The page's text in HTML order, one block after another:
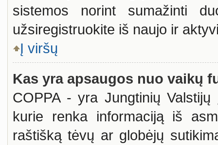
sistemos norint sumažinti
užsiregistruokite iš naujo ir
Į viršų
Kas yra apsaugos nuo vaikų
COPPA - yra Jungtinių
kurie renka informaciją iš
raštišką tėvų ar globėjų